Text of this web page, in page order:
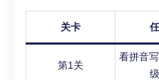
关卡
第1关
看拼音